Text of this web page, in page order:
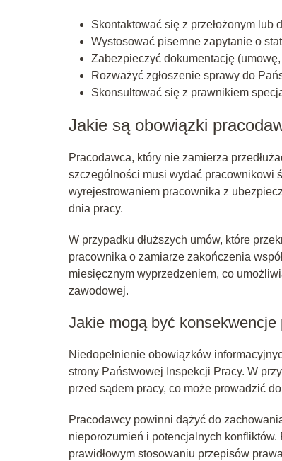
Skontaktować się z przełożonym lub
Wystosować pisemne zapytanie o
Zabezpieczyć dokumentację
Rozważyć zgłoszenie sprawy do
Skonsultować się z prawnikiem
Jakie są obowiązki
Pracodawca, który nie zamierza
szczególności musi wydać pracownikowi
wyrejestrowaniem pracownika z
dnia pracy.
W przypadku dłuższych umów, które
pracownika o zamiarze zakończenia
miesięcznym wyprzedzeniem, co
zawodowej.
Jakie mogą być
Niedopełnienie obowiązków
strony Państwowej Inspekcji Pracy. W
przed sądem pracy, co może prowadzić
Pracodawcy powinni dążyć do
nieporozumień i potencjalnych
prawidłowym stosowaniu przepisów